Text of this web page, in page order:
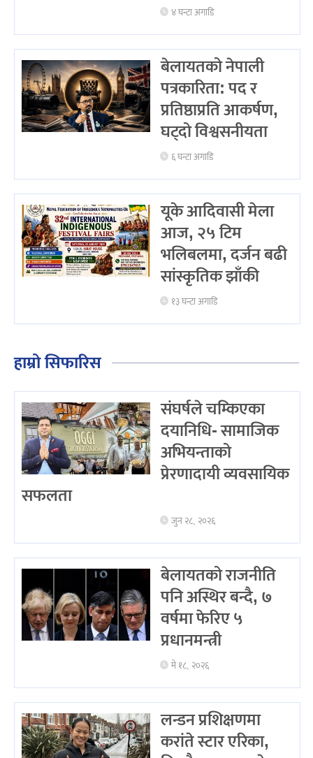
४ घन्टा अगाडि
बेलायतको नेपाली
पत्रकारिता: पद र
प्रतिष्ठाप्रति आकर्षण,
घट्दो विश्वसनीयता
६ घन्टा अगाडि
यूके आदिवासी मेला
आज, २५ टिम
भलिबलमा, दर्जन बढी
सांस्कृतिक झाँकी
१३ घन्टा अगाडि
हाम्रो सिफारिस
संघर्षले चम्किएका
दयानिधि- सामाजिक
अभियन्ताको
प्रेरणादायी व्यवसायिक
सफलता
जुन २८, २०२६
बेलायतको राजनीति
पनि अस्थिर बन्दै, ७
वर्षमा फेरिए ५
प्रधानमन्त्री
मे १८, २०२६
लन्डन प्रशिक्षणमा
करांते स्टार एरिका,